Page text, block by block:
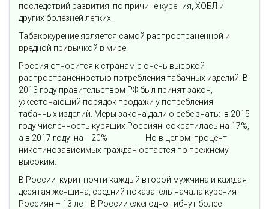
последствий развития, по причине курения, ХОБЛ и
других болезней легких.
Табакокурение является самой распространенной и
вредной привычкой в мире.
Россия относится к странам с очень высокой
распространенностью потребления табачных изделий. В
2013 году правительством РФ был принят закон,
ужесточающий порядок продажи у потребления
табачных изделий. Меры закона дали о себе знать: в 2015
году численность курящих Россиян сократилась на 17%,
а в 2017 году на - 20% . Но в целом процент
никотинозависимых граждан остается по прежнему
высоким.
В России курит почти каждый второй мужчина и каждая
десятая женщина, средний показатель начала курения
Россиян – 13 лет. В России ежегодно гибнут более